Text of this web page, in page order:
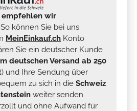
empfehlen wir
So können Sie bei uns
MeinEinkauf.ch Konto
Sie ein deutscher Kunde
deutschen Versand ab 250
) und Ihre Sendung über
zu sich in die Schweiz
weiter senden
und ohne Aufwand für